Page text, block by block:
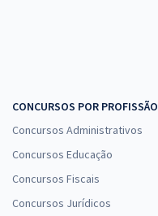
CONCURSOS POR PROFISSÃO
Concursos Administrativos
Concursos Educação
Concursos Fiscais
Concursos Jurídicos